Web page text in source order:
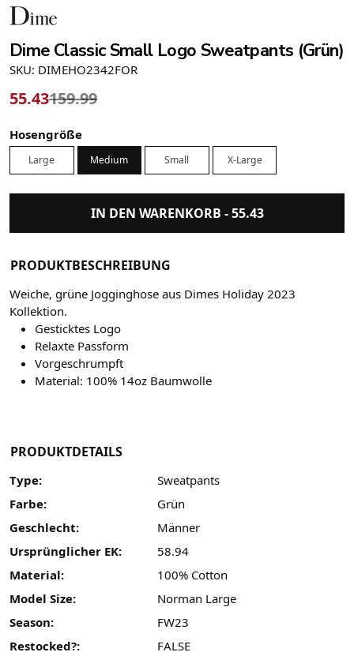
Dime Classic Small Logo Sweatpants (Grün)
SKU: DIMEHO2342FOR
55.43159.99
Hosengröße
Large Medium Small X-Large
IN DEN WARENKORB -55.43
PRODUKTBESCHREIBUNG
Weiche, grüne Jogginghose aus Dimes Holiday 2023
Kollektion.
Gesticktes Logo
Relaxte Passform
Vorgeschrumpft
Material: 100% 14oz Baumwolle
PRODUKTDETAILS
Type:
Sweatpants
Farbe:
Grün
Geschlecht:
Männer
Ursprünglicher EK:
58.94
Material:
100% Cotton
Model Size:
Norman Large
Season:
FW23
Restocked?:
FALSE